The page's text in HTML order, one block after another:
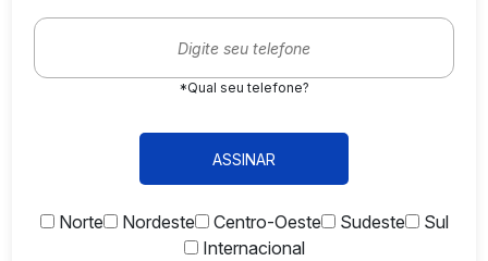
*Qual seu telefone?
ASSINAR
Norte Nordeste Centro-Oeste Sudeste
Sul
Internacional